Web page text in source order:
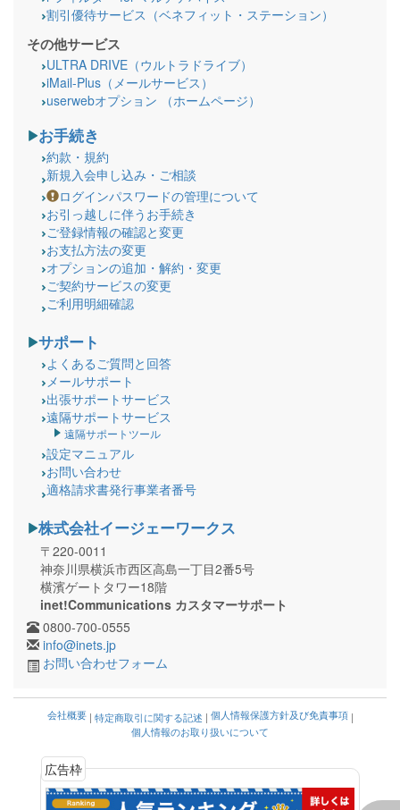
割引優待サービス（ベネフィット・ステーション）
その他サービス
ULTRA DRIVE（ウルトラドライブ）
iMail-Plus（メールサービス）
userwebオプション （ホームページ）
お手続き
約款・規約
新規入会申し込み・ご相談
ログインパスワードの管理について
お引っ越しに伴うお手続き
ご登録情報の確認と変更
お支払方法の変更
オプションの追加・解約・変更
ご契約サービスの変更
ご利用明細確認
サポート
よくあるご質問と回答
メールサポート
出張サポートサービス
遠隔サポートサービス
遠隔サポートツール
設定マニュアル
お問い合わせ
適格請求書発行事業者番号
株式会社イージェーワークス
〒220-0011
神奈川県横浜市西区高島一丁目2番5号
横濱ゲートタワー18階
inet!Communications カスタマーサポート
0800-700-0555
info@inets.jp
お問い合わせフォーム
会社概要| 特定商取引に関する記述 | 個人情報保護方針及び免責事項|
個人情報のお取り扱いについて